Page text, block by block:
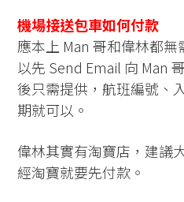
機場接送包車如何付款
應本上 Man 哥和偉林都
以先 Send Email 向 Man
後只需提供，航班編號、
期就可以。
偉林其實有淘寶店，建議
經淘寶就要先付款。